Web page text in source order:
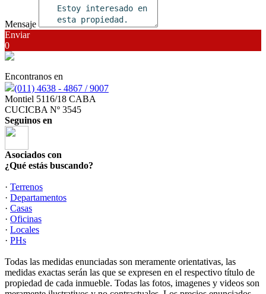
Mensaje
Enviar
0
Encontranos en
(011) 4638 - 4867 / 9007
Montiel 5116/18 CABA
CUCICBA Nº 3545
Seguinos en
Asociados con
¿Qué estás buscando?
· Terrenos
· Departamentos
· Casas
· Oficinas
· Locales
· PHs
Todas las medidas enunciadas son meramente orientativas, las
medidas exactas serán las que se expresen en el respectivo título de
propiedad de cada inmueble. Todas las fotos, imagenes y videos son